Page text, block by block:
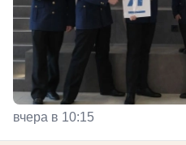
вчера в 10:15